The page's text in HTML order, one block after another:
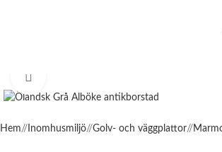
Hem/ Inomhusmiljö/ Golv- och väggplattor/